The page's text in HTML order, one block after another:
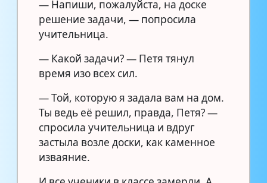
— Напиши, пожалуйста, на доске
решение задачи, — попросила
учительница.
— Какой задачи? — Петя тянул
время изо всех сил.
— Той, которую я задала вам на дом.
Ты ведь её решил, правда, Петя? —
спросила учительница и вдруг
застыла возле доски, как каменное
изваяние.